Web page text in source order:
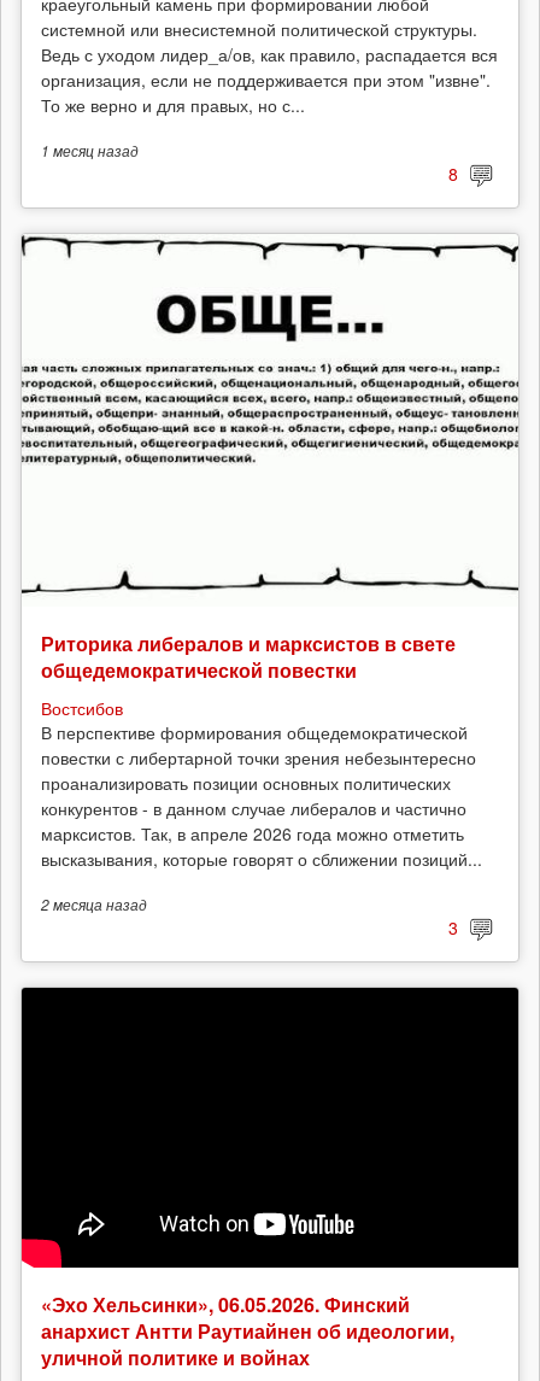
системной или внесистемной политической структуры.
Ведь с уходом лидер_а/ов, как правило, распадается вся
организация, если не поддерживается при этом "извне".
То же верно и для правых, но с...
1 месяцназад
8
Риторика либералов и марксистов в свете
общедемократической повестки
Востсибов
В перспективе формирования общедемократической
повестки с либертарной точки зрения небезынтересно
проанализировать позиции основных политических
конкурентов - в данном случае либералов и частично
марксистов. Так, в апреле 2026 года можно отметить
высказывания, которые говорят о сближении позиций...
2 месяца назад
3
«Эхо Хельсинки», 06.05.2026. Финский
анархист Антти Раутиайнен об идеологии,
уличной политике и войнах